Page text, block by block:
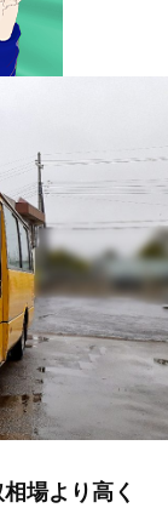
場より高く